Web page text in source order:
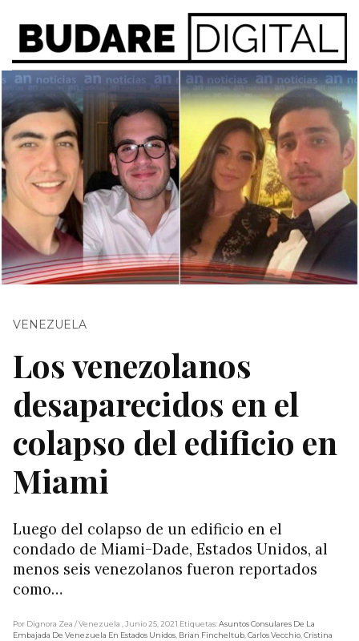
VENEZUELA
Los venezolanos
desaparecidos en el
colapso del edificio en
Miami
Luego del colapso de un edificio en el
condado de Miami-Dade, Estados Unidos, al
menos seis venezolanos fueron reportados
como…
Por Dignora Zea / Venezuela , Junio 25, 2021 Etiquetas:Asuntos Consulares De La
Embajada De Venezuela En Estados Unidos, Brian Fincheltub,Carlos Vecchio,Cristina